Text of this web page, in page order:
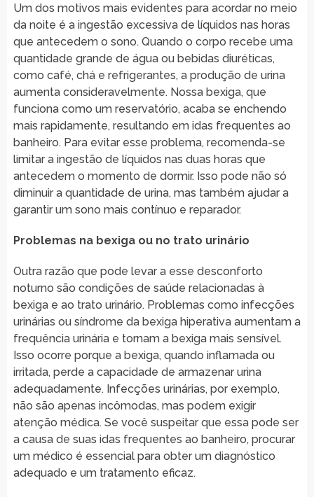
Um dos motivos mais evidentes para acordar no meio
da noite é a ingestão excessiva de líquidos nas horas
que antecedem o sono. Quando o corpo recebe uma
quantidade grande de água ou bebidas diuréticas,
como café, chá e refrigerantes, a produção de urina
aumenta consideravelmente. Nossa bexiga, que
funciona como um reservatório, acaba se enchendo
mais rapidamente, resultando em idas frequentes ao
banheiro. Para evitar esse problema, recomenda-se
limitar a ingestão de líquidos nas duas horas que
antecedem o momento de dormir. Isso pode não só
diminuir a quantidade de urina, mas também ajudar a
garantir um sono mais contínuo e reparador.
Problemas na bexiga ou no trato urinário
Outra razão que pode levar a esse desconforto
noturno são condições de saúde relacionadas à
bexiga e ao trato urinário. Problemas como infecções
urinárias ou síndrome da bexiga hiperativa aumentam a
frequência urinária e tornam a bexiga mais sensível.
Isso ocorre porque a bexiga, quando inflamada ou
irritada, perde a capacidade de armazenar urina
adequadamente. Infecções urinárias, por exemplo,
não são apenas incômodas, mas podem exigir
atenção médica. Se você suspeitar que essa pode ser
a causa de suas idas frequentes ao banheiro, procurar
um médico é essencial para obter um diagnóstico
adequado e um tratamento eficaz.